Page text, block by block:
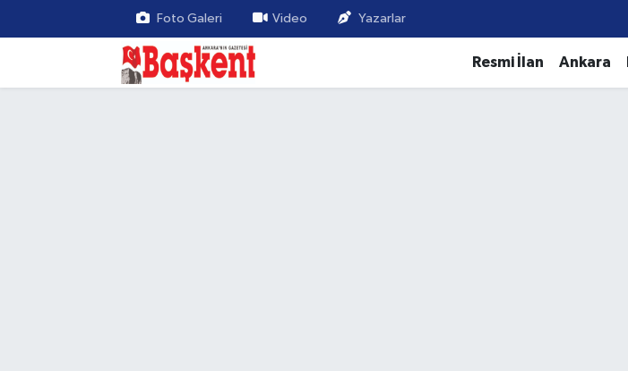
Foto Galeri Video Yazarlar
Resmi İlan Ankara